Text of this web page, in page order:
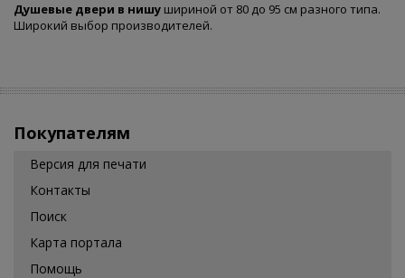
Душевые двери в нишу шириной от 80 до 95 см разного типа.
Широкий выбор производителей.
Покупателям
Версия для печати
Контакты
Поиск
Карта портала
Помощь